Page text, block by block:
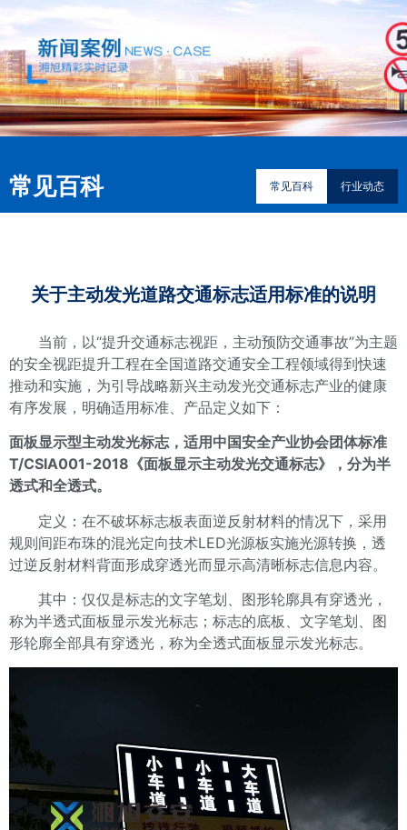
常见百科 常见百科 行业动态
关于主动发光道路交通标志适用标准的说明
当前，以“提升交通标志视距，主动预防交通事故”为主题
的安全视距提升工程在全国道路交通安全工程领域得到快速
推动和实施，为引导战略新兴主动发光交通标志产业的健康
有序发展，明确适用标准、产品定义如下：
面板显示型主动发光标志，适用中国安全产业协会团体标准
T/CSIA001-2018《面板显示主动发光交通标志》，分为半
透式和全透式。
定义：在不破坏标志板表面逆反射材料的情况下，采用
规则间距布珠的混光定向技术LED光源板实施光源转换，透
过逆反射材料背面形成穿透光而显示高清晰标志信息内容。
其中：仅仅是标志的文字笔划、图形轮廓具有穿透光，
称为半透式面板显示发光标志；标志的底板、文字笔划、图
形轮廓全部具有穿透光，称为全透式面板显示发光标志。